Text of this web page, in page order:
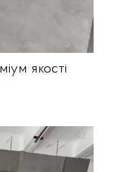
якості